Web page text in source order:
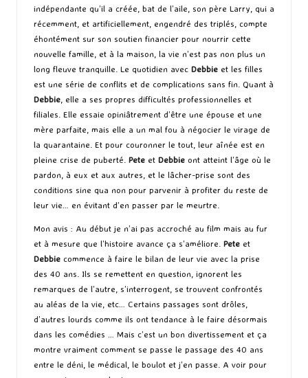
indépendante qu’il a créée, bat de l’aile, son père Larry, qui a
récemment, et artificiellement, engendré des triplés, compte
éhontément sur son soutien financier pour nourrir cette
nouvelle famille, et à la maison, la vie n’est pas non plus un
long fleuve tranquille. Le quotidien avec Debbie et les filles
est une série de conflits et de complications sans fin. Quant à
Debbie, elle a ses propres difficultés professionnelles et
filiales. Elle essaie opiniâtrement d’être une épouse et une
mère parfaite, mais elle a un mal fou à négocier le virage de
la quarantaine. Et pour couronner le tout, leur aînée est en
pleine crise de puberté. Pete et Debbie ont atteint l’âge où le
pardon, à eux et aux autres, et le lâcher-prise sont des
conditions sine qua non pour parvenir à profiter du reste de
leur vie… en évitant d’en passer par le meurtre.
Mon avis : Au début je n’ai pas accroché au film mais au fur
et à mesure que l’histoire avance ça s’améliore. Pete et
Debbie commence à faire le bilan de leur vie avec la prise
des 40 ans. Ils se remettent en question, ignorent les
remarques de l’autre, s’interrogent, se trouvent confrontés
au aléas de la vie, etc… Certains passages sont drôles,
d’autres lourds comme ils ont tendance à le faire désormais
dans les comédies … Mais c’est un bon divertissement et ça
montre vraiment comment se passe le passage des 40 ans
entre le déni, le médical, le boulot et j’en passe. A voir pour